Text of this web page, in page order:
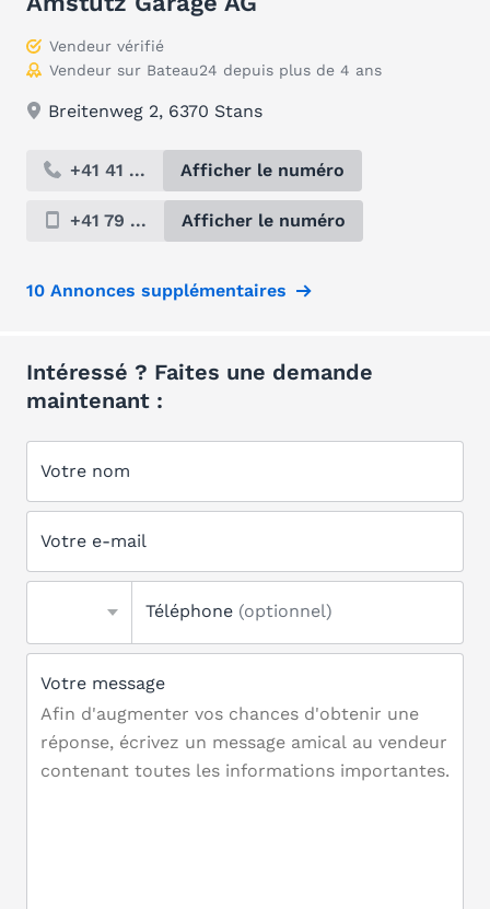
Vendeur vérifié
Vendeur sur Bateau24 depuis plus de 4 ans
Breitenweg 2, 6370 Stans
+41 41 ... Afficher le numéro
+41 79 ... Afficher le numéro
10 Annonces supplémentaires
Intéressé ? Faites une demande
maintenant :
Votre nom
Votre e-mail
Téléphone (optionnel)
Votre message